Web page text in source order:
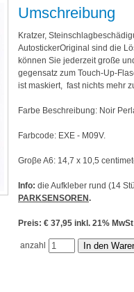
Umschreibung
Kratzer,
AutostickerOriginal sind die
können Sie jederzeit große
gegensatz zum Touch-Up-
ist maskiert, fast nichts mehr
Farbe Beschreibung: Noir
Farbcode: EXE - M09V.
Groβe A6: 14,7 x 10,5
Info: die Aufkleber rund (14
PARKSENSOREN.
Preis: € 37,95 inkl. 21%
anzahl